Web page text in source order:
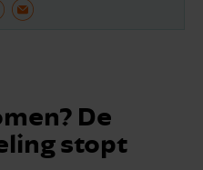
De
stopt